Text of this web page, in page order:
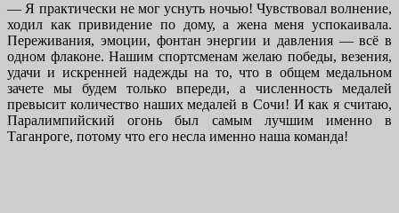
— Я практически не мог уснуть ночью! Чувствовал волнение,
ходил как привидение по дому, а жена меня успокаивала.
Переживания, эмоции, фонтан энергии и давления — всё в
одном флаконе. Нашим спортсменам желаю победы, везения,
удачи и искренней надежды на то, что в общем медальном
зачете мы будем только впереди, а численность медалей
превысит количество наших медалей в Сочи! И как я считаю,
Паралимпийский огонь был самым лучшим именно в
Таганроге, потому что его несла именно наша команда!